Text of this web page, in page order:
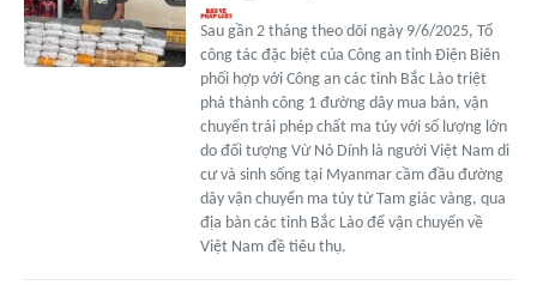
Sau gần 2 tháng theo dõi ngày 9/6/2025, Tổ
công tác đặc biệt của Công an tỉnh Điện Biên
phối hợp với Công an các tỉnh Bắc Lào triệt
phá thành công 1 đường dây mua bán, vận
chuyển trái phép chất ma túy với số lượng lớn
do đối tượng Vừ Nỏ Dính là người Việt Nam di
cư và sinh sống tại Myanmar cầm đầu đường
dây vận chuyển ma túy từ Tam giác vàng, qua
địa bàn các tỉnh Bắc Lào để vận chuyển về
Việt Nam đề tiêu thụ.